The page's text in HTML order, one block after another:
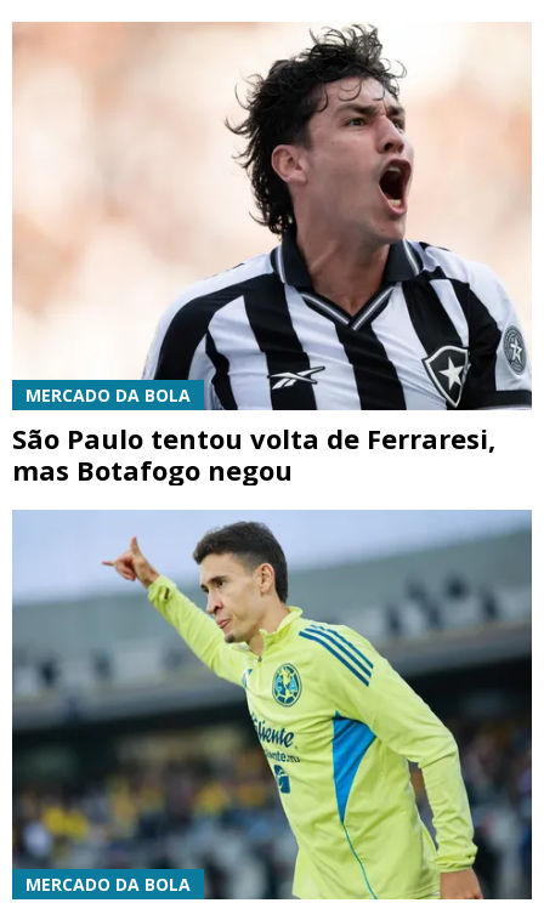
MERCADO DA BOLA
São Paulo tentou volta de Ferraresi,
mas Botafogo negou
MERCADO DA BOLA